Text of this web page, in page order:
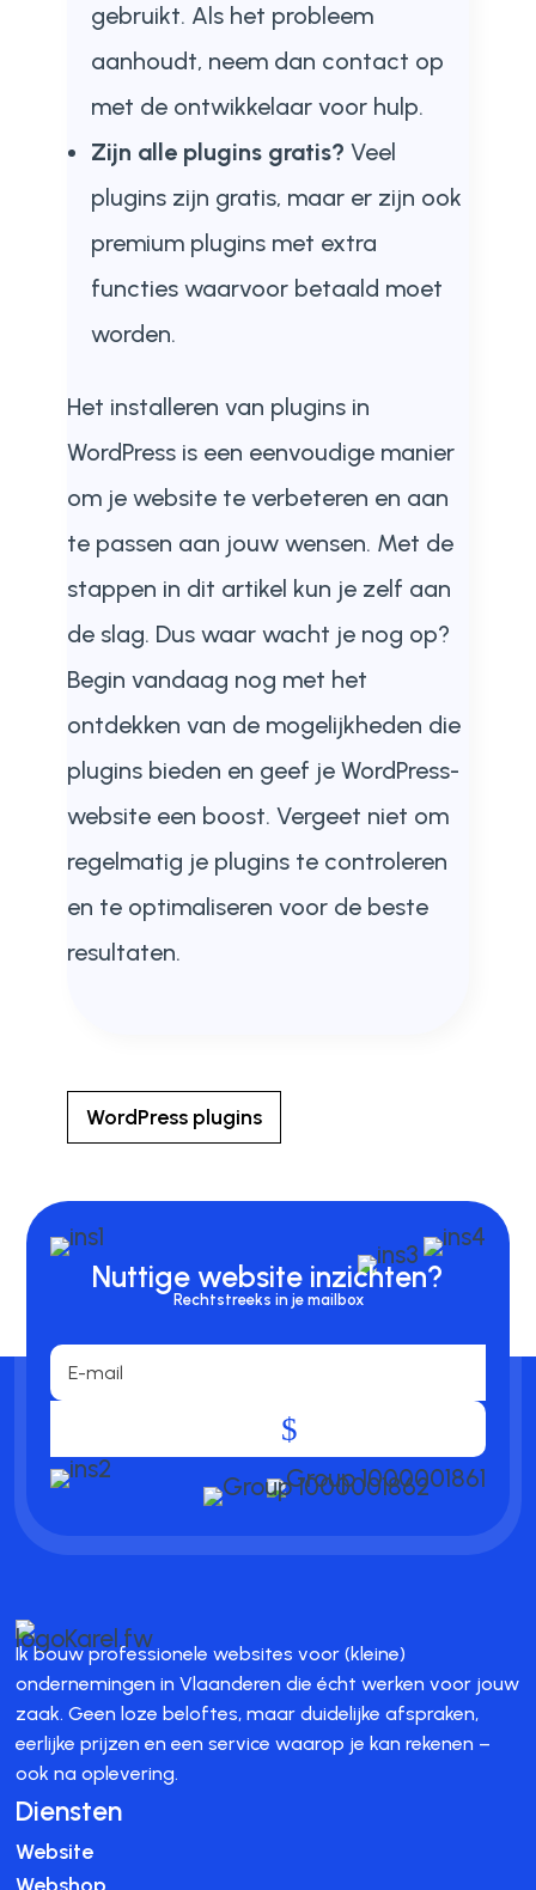
gebruikt. Als het probleem
aanhoudt, neem dan contact op
met de ontwikkelaar voor hulp.
Zijn alle plugins gratis? Veel
plugins zijn gratis, maar er zijn ook
premium plugins met extra
functies waarvoor betaald moet
worden.
Het installeren van plugins in
WordPress is een eenvoudige manier
om je website te verbeteren en aan
te passen aan jouw wensen. Met de
stappen in dit artikel kun je zelf aan
de slag. Dus waar wacht je nog op?
Begin vandaag nog met het
ontdekken van de mogelijkheden die
plugins bieden en geef je WordPress-
website een boost. Vergeet niet om
regelmatig je plugins te controleren
en te optimaliseren voor de beste
resultaten.
WordPress plugins
Nuttige website inzichten?
Rechtstreeks in je mailbox
Ik bouw professionele websites voor (kleine)
ondernemingen in Vlaanderen die écht werken voor jouw
zaak. Geen loze beloftes, maar duidelijke afspraken,
eerlijke prijzen en een service waarop je kan rekenen –
ook na oplevering.
Diensten
Website